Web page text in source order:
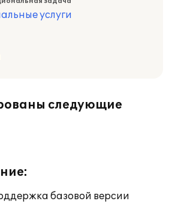
услуги
следующие
базовой версии